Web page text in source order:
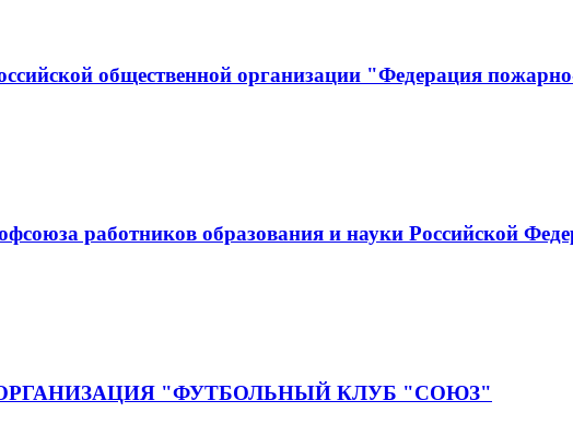
общественной организации "Федерация
работников образования и науки Российской
"ФУТБОЛЬНЫЙ КЛУБ "СОЮЗ"